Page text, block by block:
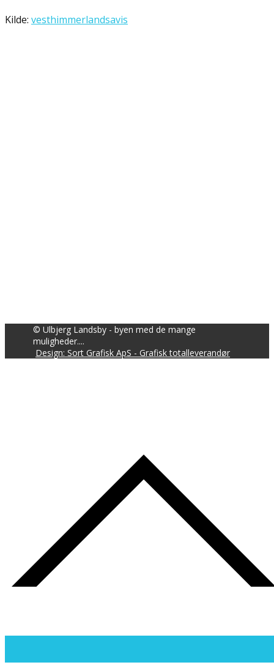
Kilde: vesthimmerlandsavis
© Ulbjerg Landsby - byen med de mange
muligheder....
Design: Sort Grafisk ApS - Grafisk totalleverandør